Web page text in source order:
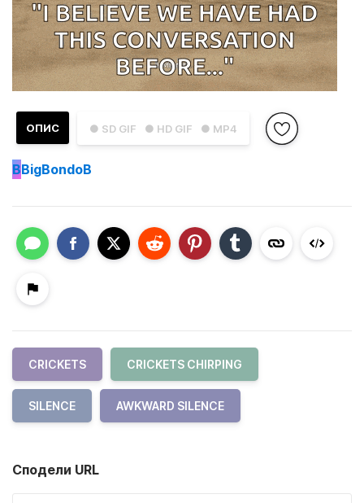
● SD GIF ● HD GIF ● MP4
ОПИС
BBigBondoB
CRICKETS CRICKETS CHIRPING
SILENCE AWKWARD SILENCE
Сподели URL